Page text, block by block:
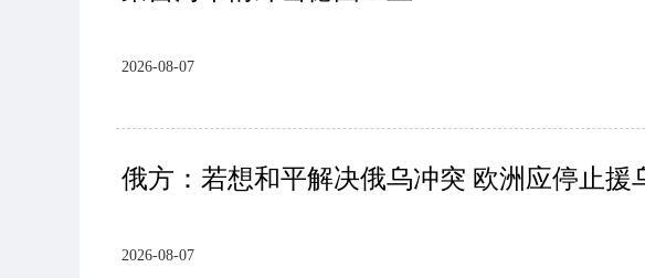
2026-08-07
俄方：若想和平解决俄乌冲突 欧洲应停止援
2026-08-07